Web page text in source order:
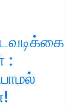
: